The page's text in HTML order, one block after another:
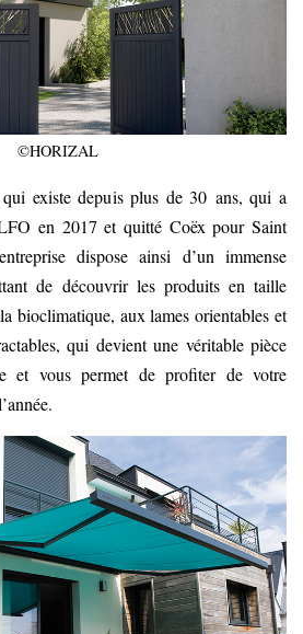
©HORIZAL
existe depuis plus de 30 ans, qui a
en 2017 et quitté Coëx pour Saint
dispose ainsi d’un immense
de découvrir les produits en taille
bioclimatique, aux lames orientables et
qui devient une véritable pièce
et vous permet de profiter de votre